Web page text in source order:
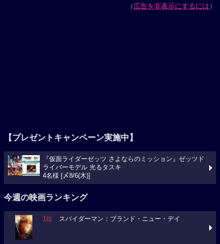
（広告を非表示にするには）
【プレゼントキャンペーン実施中】
『仮面ライダーゼッツ さよならのミッション』ゼッツド
ライバーモデル 光るタスキ
4名様 [〆8/6(木)]
今週の映画ランキング
1位 スパイダーマン：ブランド・ニュー・デイ